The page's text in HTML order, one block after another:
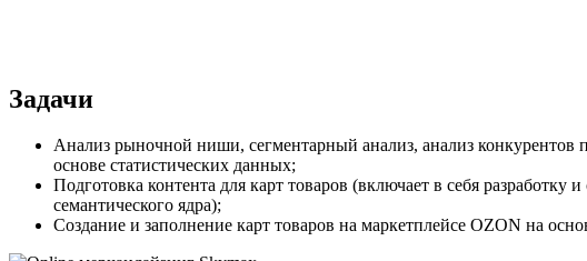
Задачи
Анализ рыночной ниши, сегментарный анализ, анализ
основе статистических данных;
Подготовка контента для карт товаров (включает в себя
семантического ядра);
Создание и заполнение карт товаров на маркетплейсе OZON на